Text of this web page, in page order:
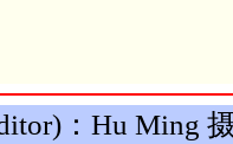
：Hu Ming